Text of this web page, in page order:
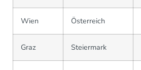
Wien Österreich
Graz Steiermark